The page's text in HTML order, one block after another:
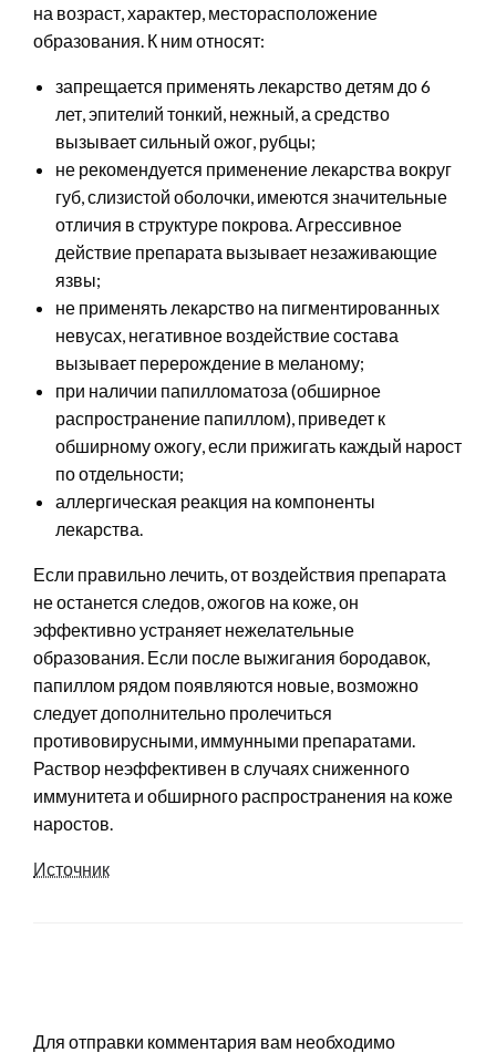
на возраст, характер, месторасположение
образования. К ним относят:
запрещается применять лекарство детям до 6
лет, эпителий тонкий, нежный, а средство
вызывает сильный ожог, рубцы;
не рекомендуется применение лекарства вокруг
губ, слизистой оболочки, имеются значительные
отличия в структуре покрова. Агрессивное
действие препарата вызывает незаживающие
язвы;
не применять лекарство на пигментированных
невусах, негативное воздействие состава
вызывает перерождение в меланому;
при наличии папилломатоза (обширное
распространение папиллом), приведет к
обширному ожогу, если прижигать каждый нарост
по отдельности;
аллергическая реакция на компоненты
лекарства.
Если правильно лечить, от воздействия препарата
не останется следов, ожогов на коже, он
эффективно устраняет нежелательные
образования. Если после выжигания бородавок,
папиллом рядом появляются новые, возможно
следует дополнительно пролечиться
противовирусными, иммунными препаратами.
Раствор неэффективен в случаях сниженного
иммунитета и обширного распространения на коже
наростов.
Источник
Для отправки комментария вам необходимо